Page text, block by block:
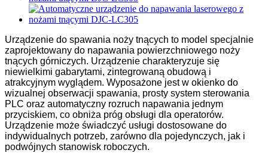
Urządzenie do spawania noży tnących to model specjalnie
zaprojektowany do napawania powierzchniowego noży
tnących górniczych. Urządzenie charakteryzuje się
niewielkimi gabarytami, zintegrowaną obudową i
atrakcyjnym wyglądem. Wyposażone jest w okienko do
wizualnej obserwacji spawania, prosty system sterowania
PLC oraz automatyczny rozruch napawania jednym
przyciskiem, co obniża próg obsługi dla operatorów.
Urządzenie może świadczyć usługi dostosowane do
indywidualnych potrzeb, zarówno dla pojedynczych, jak i
podwójnych stanowisk roboczych.